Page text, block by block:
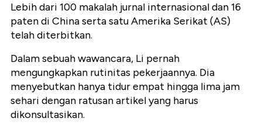
Lebih dari 100 makalah jurnal internasional dan 16
paten di China serta satu Amerika Serikat (AS)
telah diterbitkan.
Dalam sebuah wawancara, Li pernah
mengungkapkan rutinitas pekerjaannya. Dia
menyebutkan hanya tidur empat hingga lima jam
sehari dengan ratusan artikel yang harus
dikonsultasikan.